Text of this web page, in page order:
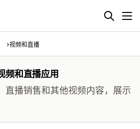
视频和直播
频和直播应用
直播销售和其他视频内容，展示